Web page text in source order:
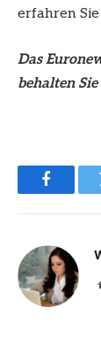
erfahren
Das
behalten